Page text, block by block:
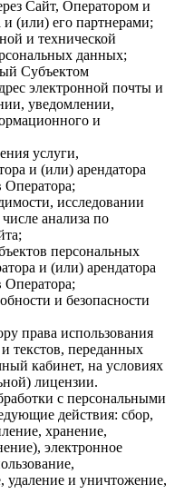
Сайт, Оператором и
и (или) его партнерами;
и технической
данных;
Субъектом
электронной почты и
уведомлении,
и
услуги,
и (или) арендатора
Оператора;
исследовании
анализа по
персональных
и (или) арендатора
Оператора;
и безопасности
права использования
текстов, переданных
кабинет, на условиях
лицензии.
с персональными
действия: сбор,
хранение,
электронное
удаление и уничтожение,